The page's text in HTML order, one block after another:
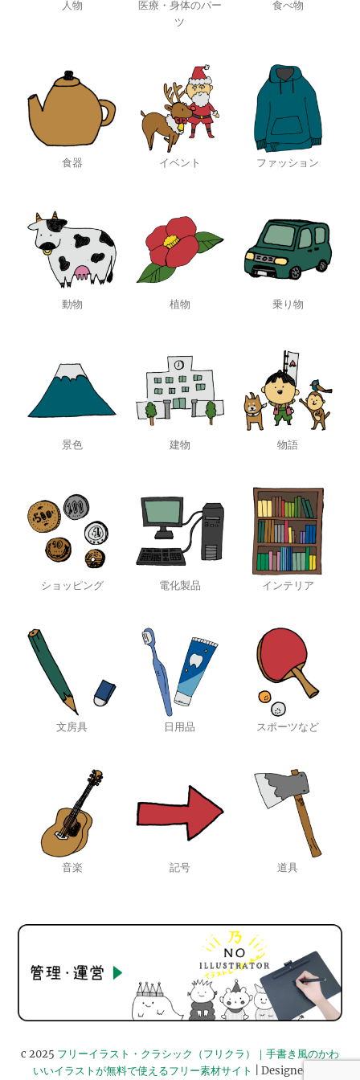
人物
医療・身体のパー
ツ
食べ物
食器 イベント ファッション
動物 植物 乗り物
景色 建物 物語
ショッピング 電化製品 インテリア
文房具 日用品 スポーツなど
音楽 記号 道具
c 2025 フリーイラスト・クラシック（フリクラ）｜手書き風のかわ
いいイラストが無料で使えるフリー素材サイト
| Designed by: